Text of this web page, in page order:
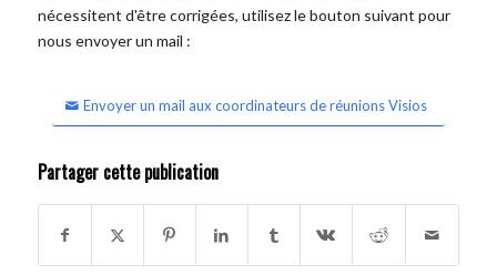
nécessitent d'être corrigées, utilisez le bouton suivant pour
nous envoyer un mail :
Envoyer un mail aux coordinateurs de réunions Visios
Partager cette publication